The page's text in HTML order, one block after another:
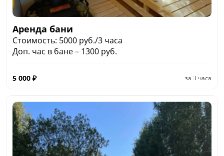
Аренда бани
Стоимость: 5000 руб./3 часа
Доп. час в бане – 1300 руб.
5 000 ₽ за 3 часа